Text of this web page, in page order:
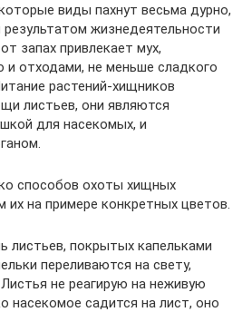
виды пахнут весьма дурно,
результатом жизнедеятельности
запах привлекает мух,
отходами, не меньше сладкого
растений-хищников
листьев, они являются
для насекомых, и
способов охоты хищных
их на примере конкретных цветов.
листьев, покрытых капельками
переливаются на свету,
не реагирую на неживую
насекомое садится на лист, оно